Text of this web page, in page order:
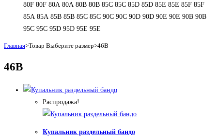
80F 80F 80А 80А 80В 80В 85C 85C 85D 85D 85E 85E 85F 85F
85А 85А 85В 85В 85С 85С 90C 90C 90D 90D 90E 90E 90В 90В
95C 95C 95D 95D 95E 95E
Главная>Товар Выберите размер>46В
46В
Распродажа!
Купальник раздельный бандо